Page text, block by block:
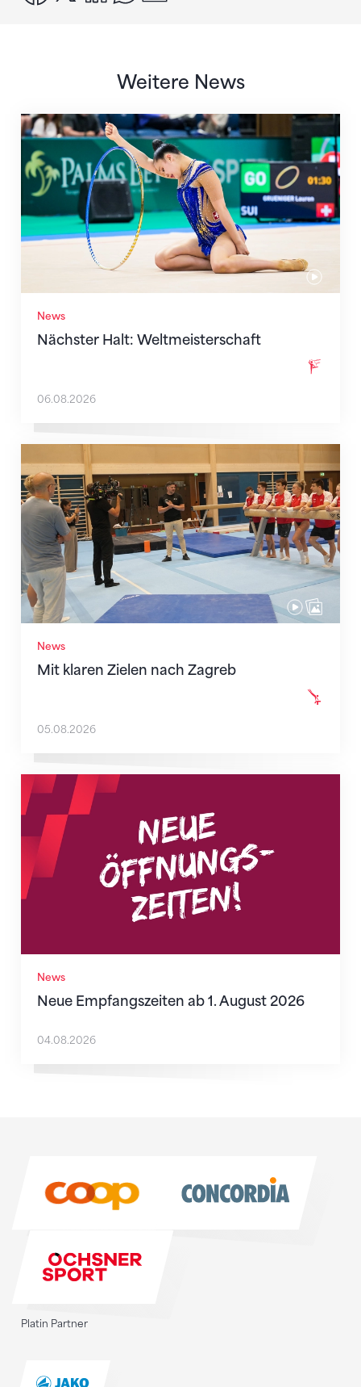
Weitere News
News
Nächster Halt: Weltmeisterschaft
Nächster Halt: Weltmeisterschaft
06.08.2026
News
Mit klaren Zielen nach Zagreb
Mit klaren Zielen nach Zagreb
05.08.2026
News
Neue Empfangszeiten ab 1. August 2026
Neue Empfangszeiten ab 1. August 2026
04.08.2026
Platin Partner